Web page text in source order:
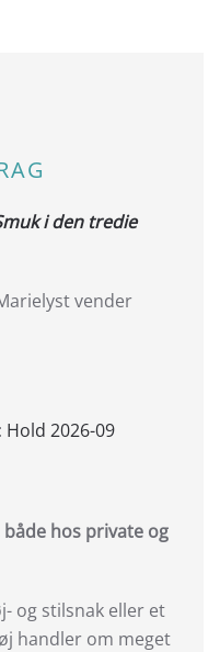
i den tredie
vender
Hold 2026-09
både hos private og
og stilsnak eller et
handler om meget